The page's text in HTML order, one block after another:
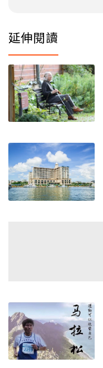
延伸閱讀